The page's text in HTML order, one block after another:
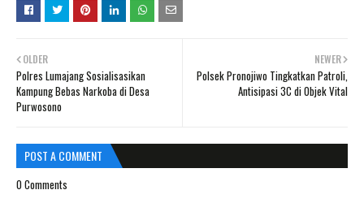
NEWER
Polsek Pronojiwo Tingkatkan Patroli,
Antisipasi 3C di Objek Vital
OLDER
Polres Lumajang Sosialisasikan
Kampung Bebas Narkoba di Desa
Purwosono
POST A COMMENT
0 Comments